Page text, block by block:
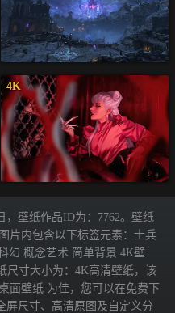
4K
，壁纸作品ID为：7762。壁纸
片内包含以下标签元素：士兵
幻 概念艺术 简单背景 4K壁
尺寸大小为：4K高清壁纸，该
面壁纸 为佳，您可以在免费下
屏尺寸、高清原图及自定义分